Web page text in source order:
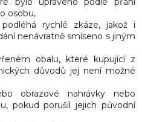
osobu,
rychlé zkáze, jakož i
nenávratně smíseno s jiným
obalu, které kupující z
důvodů jej není možné
obrazové nahrávky nebo
pokud porušil jejich původní